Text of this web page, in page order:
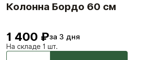
Колонна Бордо 60 см
1 400 ₽за 3 дня
На складе 1 шт.